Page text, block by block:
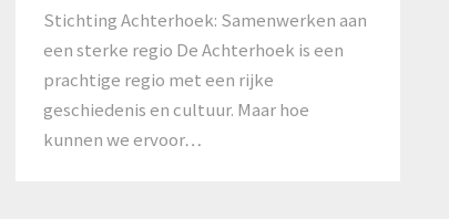
Stichting Achterhoek: Samenwerken aan
een sterke regio De Achterhoek is een
prachtige regio met een rijke
geschiedenis en cultuur. Maar hoe
kunnen we ervoor…